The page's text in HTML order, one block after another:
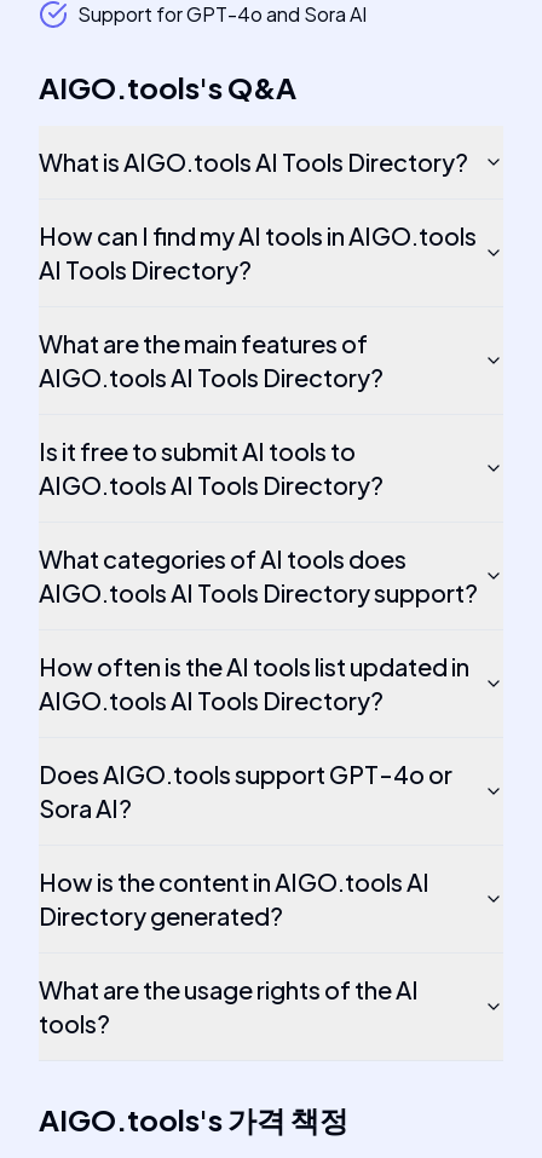
Support for GPT-4o and Sora AI
AIGO.tools'sQ&A
What is AIGO.tools AI Tools Directory?
How can I find my AI tools in AIGO.tools
AI Tools Directory?
What are the main features of
AIGO.tools AI Tools Directory?
Is it free to submit AI tools to
AIGO.tools AI Tools Directory?
What categories of AI tools does
AIGO.tools AI Tools Directory support?
How often is the AI tools list updated in
AIGO.tools AI Tools Directory?
Does AIGO.tools support GPT-4o or
Sora AI?
How is the content in AIGO.tools AI
Directory generated?
What are the usage rights of the AI
tools?
AIGO.tools's가격 책정